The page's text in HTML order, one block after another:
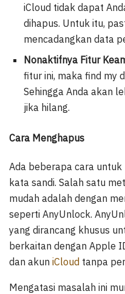
iCloud tidak dapat
dihapus. Untuk itu,
mencadangkan data
Nonaktifnya Fitur
fitur ini, maka find my
Sehingga Anda akan
jika hilang.
Cara Menghapus
Ada beberapa cara
kata sandi. Salah satu
mudah adalah dengan
seperti AnyUnlock.
yang dirancang khusus
berkaitan dengan Apple
dan akun iCloud tanpa
Mengatasi masalah ini